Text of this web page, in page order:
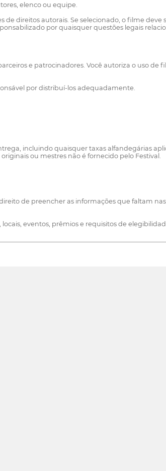
elenco ou equipe.
de direitos autorais. Se selecionado, o filme
por quaisquer questões legais
e patrocinadores. Você autoriza o uso de
por distribuí-los adequadamente.
incluindo quaisquer taxas alfandegárias
ou mestres não é fornecido pelo Festival.
de preencher as informações que faltam
eventos, prêmios e requisitos de